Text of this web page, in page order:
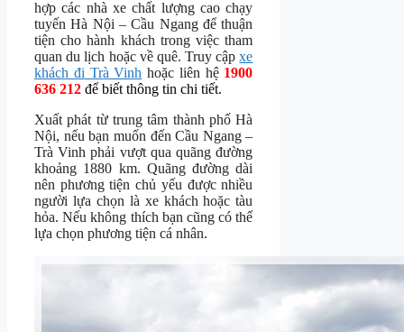
hợp các nhà xe chất lượng cao chạy
tuyến Hà Nội – Cầu Ngang để thuận
tiện cho hành khách trong việc tham
quan du lịch hoặc về quê. Truy cậpxe
khách đi Trà Vinh hoặc liên hệ 1900
636 212 để biết thông tin chi tiết.
Xuất phát từ trung tâm thành phố Hà
Nội, nếu bạn muốn đến Cầu Ngang –
Trà Vinh phải vượt qua quãng đường
khoảng 1880 km. Quãng đường dài
nên phương tiện chủ yếu được nhiều
người lựa chọn là xe khách hoặc tàu
hỏa. Nếu không thích bạn cũng có thể
lựa chọn phương tiện cá nhân.